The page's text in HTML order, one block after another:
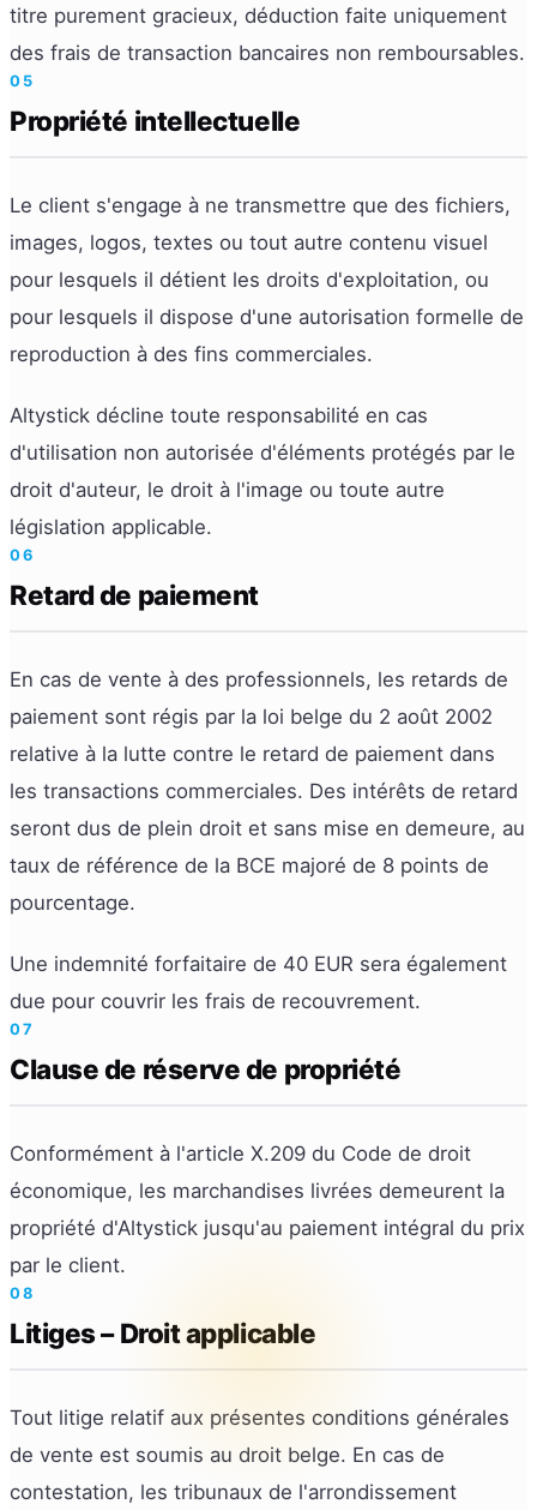
titre purement gracieux, déduction faite uniquement
des frais de transaction bancaires non remboursables.
05
Propriété intellectuelle
Le client s'engage à ne transmettre que des fichiers,
images, logos, textes ou tout autre contenu visuel
pour lesquels il détient les droits d'exploitation, ou
pour lesquels il dispose d'une autorisation formelle de
reproduction à des fins commerciales.
Altystick décline toute responsabilité en cas
d'utilisation non autorisée d'éléments protégés par le
droit d'auteur, le droit à l'image ou toute autre
législation applicable.
06
Retard de paiement
En cas de vente à des professionnels, les retards de
paiement sont régis par la loi belge du 2 août 2002
relative à la lutte contre le retard de paiement dans
les transactions commerciales. Des intérêts de retard
seront dus de plein droit et sans mise en demeure, au
taux de référence de la BCE majoré de 8 points de
pourcentage.
Une indemnité forfaitaire de 40 EUR sera également
due pour couvrir les frais de recouvrement.
07
Clause de réserve de propriété
Conformément à l'article X.209 du Code de droit
économique, les marchandises livrées demeurent la
propriété d'Altystick jusqu'au paiement intégral du prix
par le client.
08
Litiges – Droit applicable
Tout litige relatif aux présentes conditions générales
de vente est soumis au droit belge. En cas de
contestation, les tribunaux de l'arrondissement